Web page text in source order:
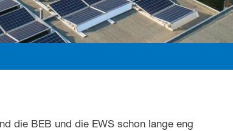
die BEB und die EWS schon lange eng